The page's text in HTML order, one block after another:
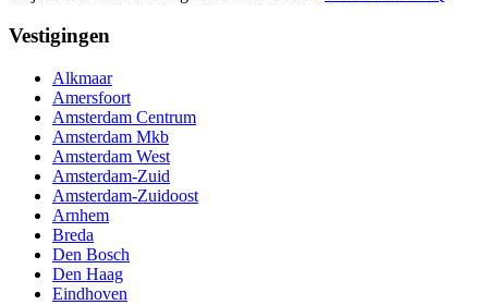
Vestigingen
Alkmaar
Amersfoort
Amsterdam Centrum
Amsterdam Mkb
Amsterdam West
Amsterdam-Zuid
Amsterdam-Zuidoost
Arnhem
Breda
Den Bosch
Den Haag
Eindhoven